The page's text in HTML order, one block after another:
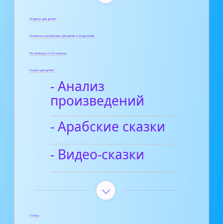
Поделки для детей
Полезные материалы для детей и родителей
Пословицы и поговорки
Сказки для детей
- Анализ
произведений
- Арабские сказки
- Видео-сказки
Статьи